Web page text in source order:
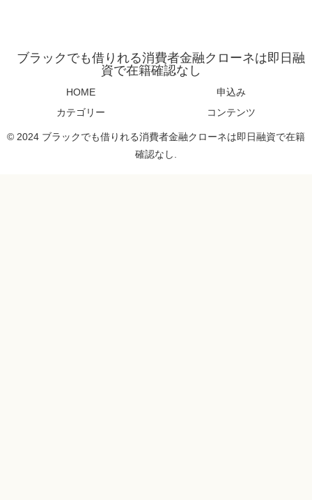
ブラックでも借りれる消費者金融クローネは即日融
資で在籍確認なし
HOME
申込み
カテゴリー
コンテンツ
© 2024 ブラックでも借りれる消費者金融クローネは即日融資で在籍
確認なし.